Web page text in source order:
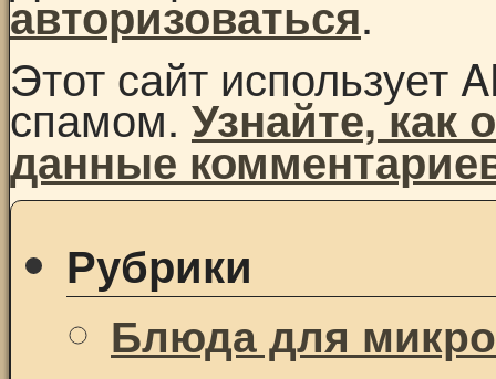
авторизоваться.
Этот сайт использует
спамом.Узнайте,
данные
Рубрики
Блюда для